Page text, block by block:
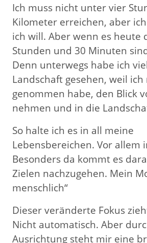
Ich muss nicht unter vier
Kilometer erreichen, aber
ich will. Aber wenn es heute
Stunden und 30 Minuten
Denn unterwegs habe ich
Landschaft gesehen, weil
genommen habe, den Blick
nehmen und in die
So halte ich es in all meine
Lebensbereichen. Vor allem
Besonders da kommt es
Zielen nachzugehen. Mein
menschlich“
Dieser veränderte Fokus
Nicht automatisch. Aber
Ausrichtung steht mir eine